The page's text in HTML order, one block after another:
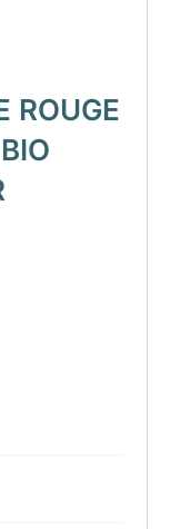
ROUGE